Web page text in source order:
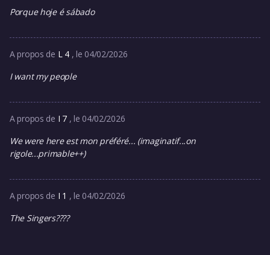
Porque hoje é sábado
A propos de L 4 , le 04/02/2026
I want my people
A propos de I 7 , le 04/02/2026
We were here est mon préféré... (imaginatif...on
rigole...primable++)
A propos de I 1 , le 04/02/2026
The Singers????